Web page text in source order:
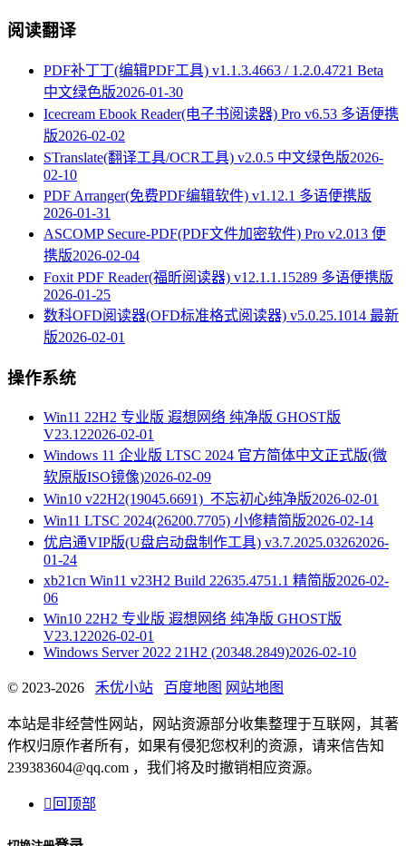
阅读翻译
PDF补丁丁(编辑PDF工具) v1.1.3.4663 / 1.2.0.4721 Beta
中文绿色版2026-01-30
Icecream Ebook Reader(电子书阅读器) Pro v6.53 多语便携
版2026-02-02
STranslate(翻译工具/OCR工具) v2.0.5 中文绿色版2026-
02-10
PDF Arranger(免费PDF编辑软件) v1.12.1 多语便携版
2026-01-31
ASCOMP Secure-PDF(PDF文件加密软件) Pro v2.013 便
携版2026-02-04
Foxit PDF Reader(福昕阅读器) v12.1.1.15289 多语便携版
2026-01-25
数科OFD阅读器(OFD标准格式阅读器) v5.0.25.1014 最新
版2026-02-01
操作系统
Win11 22H2 专业版 遐想网络 纯净版 GHOST版
V23.122026-02-01
Windows 11 企业版 LTSC 2024 官方简体中文正式版(微
软原版ISO镜像)2026-02-09
Win10 v22H2(19045.6691)_不忘初心纯净版2026-02-01
Win11 LTSC 2024(26200.7705) 小修精简版2026-02-14
优启通VIP版(U盘启动盘制作工具) v3.7.2025.03262026-
01-24
xb21cn Win11 v23H2 Build 22635.4751.1 精简版2026-02-
06
Win10 22H2 专业版 遐想网络 纯净版 GHOST版
V23.122026-02-01
Windows Server 2022 21H2 (20348.2849)2026-02-10
© 2023-2026 禾优小站 百度地图 网站地图
本站是非经营性网站，网站资源部分收集整理于互联网，其著
作权归原作者所有，如果有侵犯您权利的资源，请来信告知
239383604@qq.com ，我们将及时撤销相应资源。
 回顶部